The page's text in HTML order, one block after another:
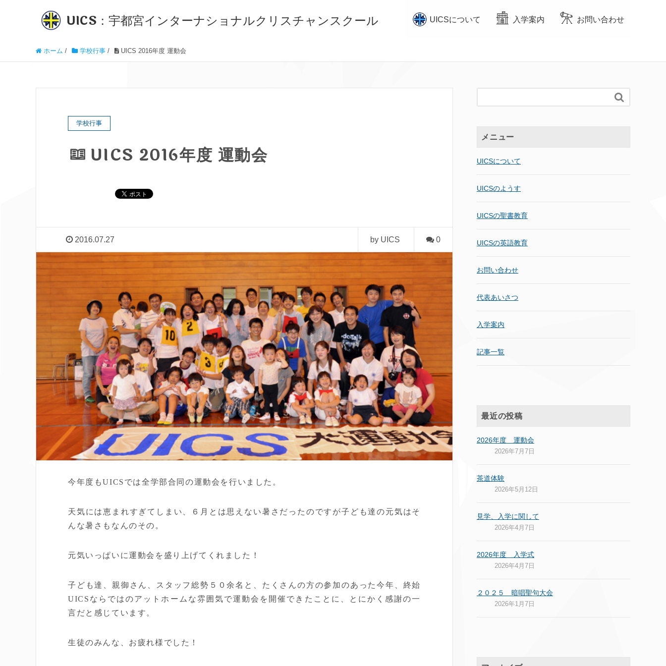
UICS：宇都宮インターナショナルクリスチャンスクール UICSについて 入学案内 お問い合わせ
ホーム / 学校行事 / UICS 2016年度 運動会
学校行事
UICS 2016年度 運動会
2016.07.27 by UICS 0
今年度もUICSでは全学部合同の運動会を行いました。
天気には恵まれすぎてしまい、６月とは思えない暑さだったのですが子ども達の元気はそ
んな暑さもなんのその。
元気いっぱいに運動会を盛り上げてくれました！
子ども達、親御さん、スタッフ総勢５０余名と、たくさんの方の参加のあった今年、終始
UICSならではのアットホームな雰囲気で運動会を開催できたことに、とにかく感謝の一
言だと感じています。
生徒のみんな、お疲れ様でした！

メニュー
UICSについて
UICSのようす
UICSの聖書教育
UICSの英語教育
お問い合わせ
代表あいさつ
入学案内
記事一覧
最近の投稿
2026年度 運動会
2026年7月7日
茶道体験
2026年5月12日
見学、入学に関して
2026年4月7日
2026年度 入学式
2026年4月7日
２０２５ 暗唱聖句大会
2026年1月7日